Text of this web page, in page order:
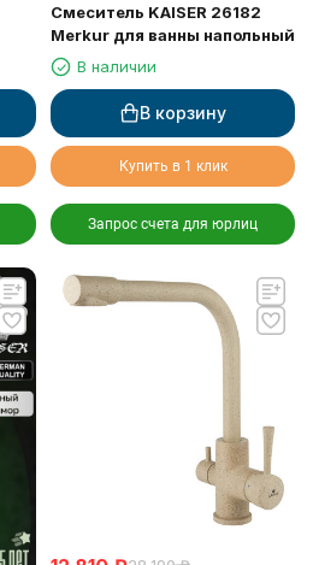
Смеситель KAISER 26182
Merkur для ванны напольный
В наличии
В корзину
Купить в 1 клик
Запрос счета для юрлиц